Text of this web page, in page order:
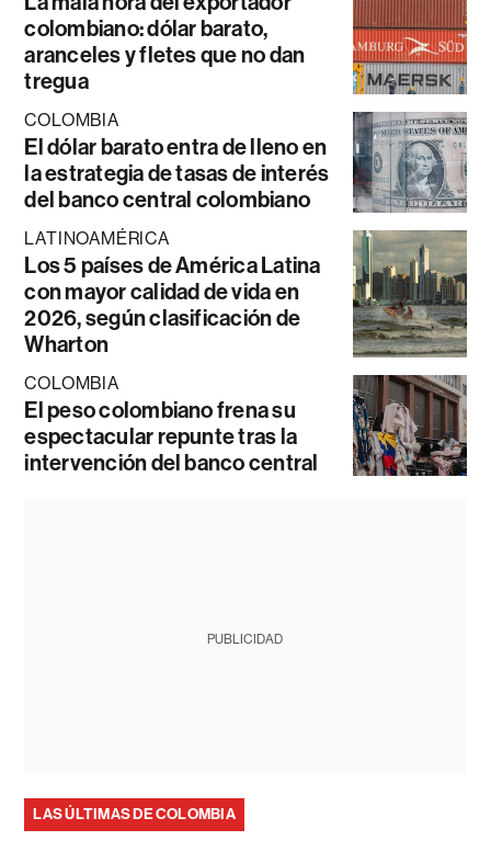
colombiano: dólar barato,
aranceles y fletes que no dan
tregua
COLOMBIA
El dólar barato entra de lleno en
la estrategia de tasas de interés
del banco central colombiano
LATINOAMÉRICA
Los 5 países de América Latina
con mayor calidad de vida en
2026, según clasificación de
Wharton
COLOMBIA
El peso colombiano frena su
espectacular repunte tras la
intervención del banco central
PUBLICIDAD
LAS ÚLTIMAS DE COLOMBIA